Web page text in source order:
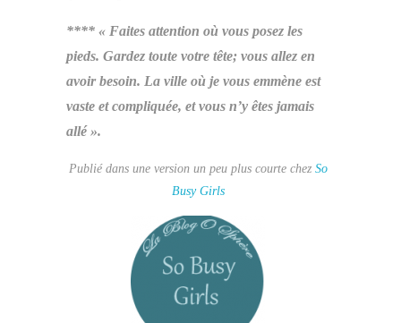
**** « Faites attention où vous posez les
pieds. Gardez toute votre tête; vous allez en
avoir besoin. La ville où je vous emmène est
vaste et compliquée, et vous n’y êtes jamais
allé ».
Publié dans une version un peu plus courte chez So
Busy Girls